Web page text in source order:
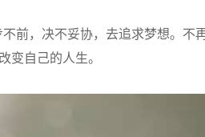
前，决不妥协，去追求梦想。不
变自己的人生。